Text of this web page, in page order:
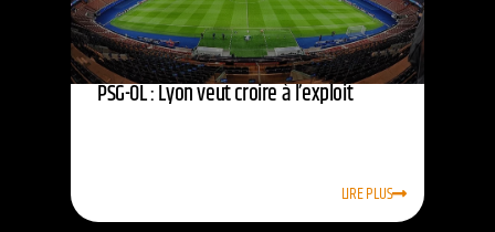
PSG-OL : Lyon veut croire à l’exploit
LIRE PLUS